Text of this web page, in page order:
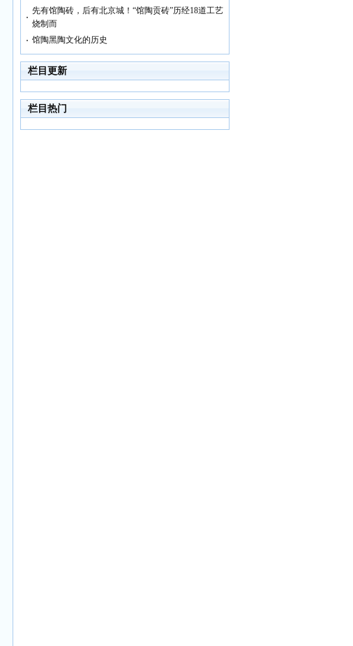
先有馆陶砖，后有北京城！“馆陶贡砖”历经18道工艺
烧制而
馆陶黑陶文化的历史
栏目更新
栏目热门